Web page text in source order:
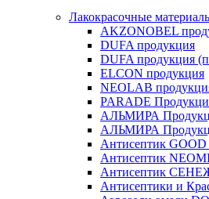
Лакокрасочные
AKZONOBEL
DUFA продукция
DUFA продукция
ELCON продукция
NEOLAB
PARADE
АЛЬМИРА
АЛЬМИРА
Антисептик
Антисептик
Антисептик
Антисептики и